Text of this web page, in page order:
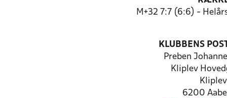
M+32 7:7 (6:6) -
KLUBBENS
Preben
Kliplev
Kliplev
6200